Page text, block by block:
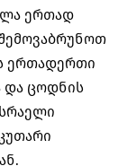
ერთად
ერთადერთი
და ცოდნის